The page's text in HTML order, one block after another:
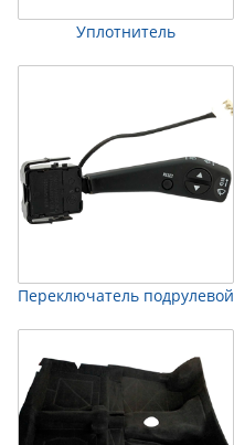
Уплотнитель
Переключатель подрулевой